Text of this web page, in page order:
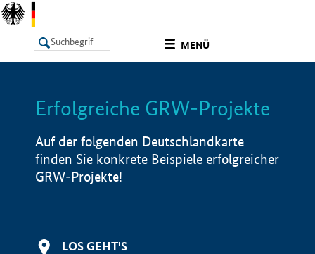
MENÜ
LISTE Info
Erfolgreiche GRW-Projekte
Auf der folgenden Deutschlandkarte
finden Sie konkrete Beispiele erfolgreicher
GRW-Projekte!
LOS GEHT'S